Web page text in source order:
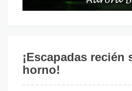
¡Escapadas recién
horno!